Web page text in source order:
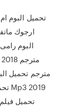
تحميل البوم
ارجوك